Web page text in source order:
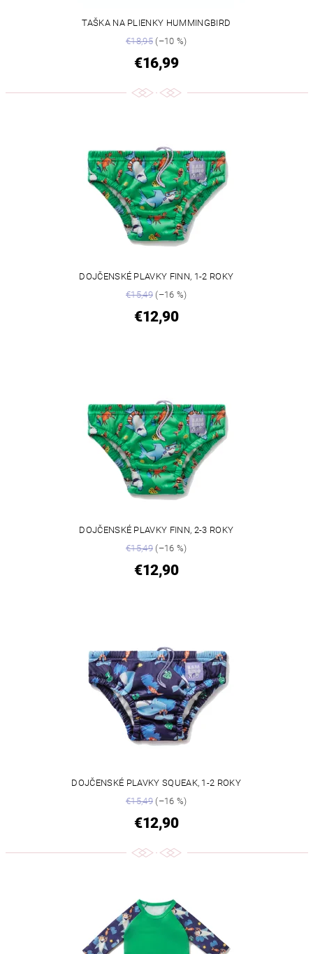
TAŠKA NA PLIENKY HUMMINGBIRD
€18,95(–10 %)
€16,99
DOJČENSKÉ PLAVKY FINN, 1-2 ROKY
€15,49(–16 %)
€12,90
DOJČENSKÉ PLAVKY FINN, 2-3 ROKY
€15,49(–16 %)
€12,90
DOJČENSKÉ PLAVKY SQUEAK, 1-2 ROKY
€15,49(–16 %)
€12,90